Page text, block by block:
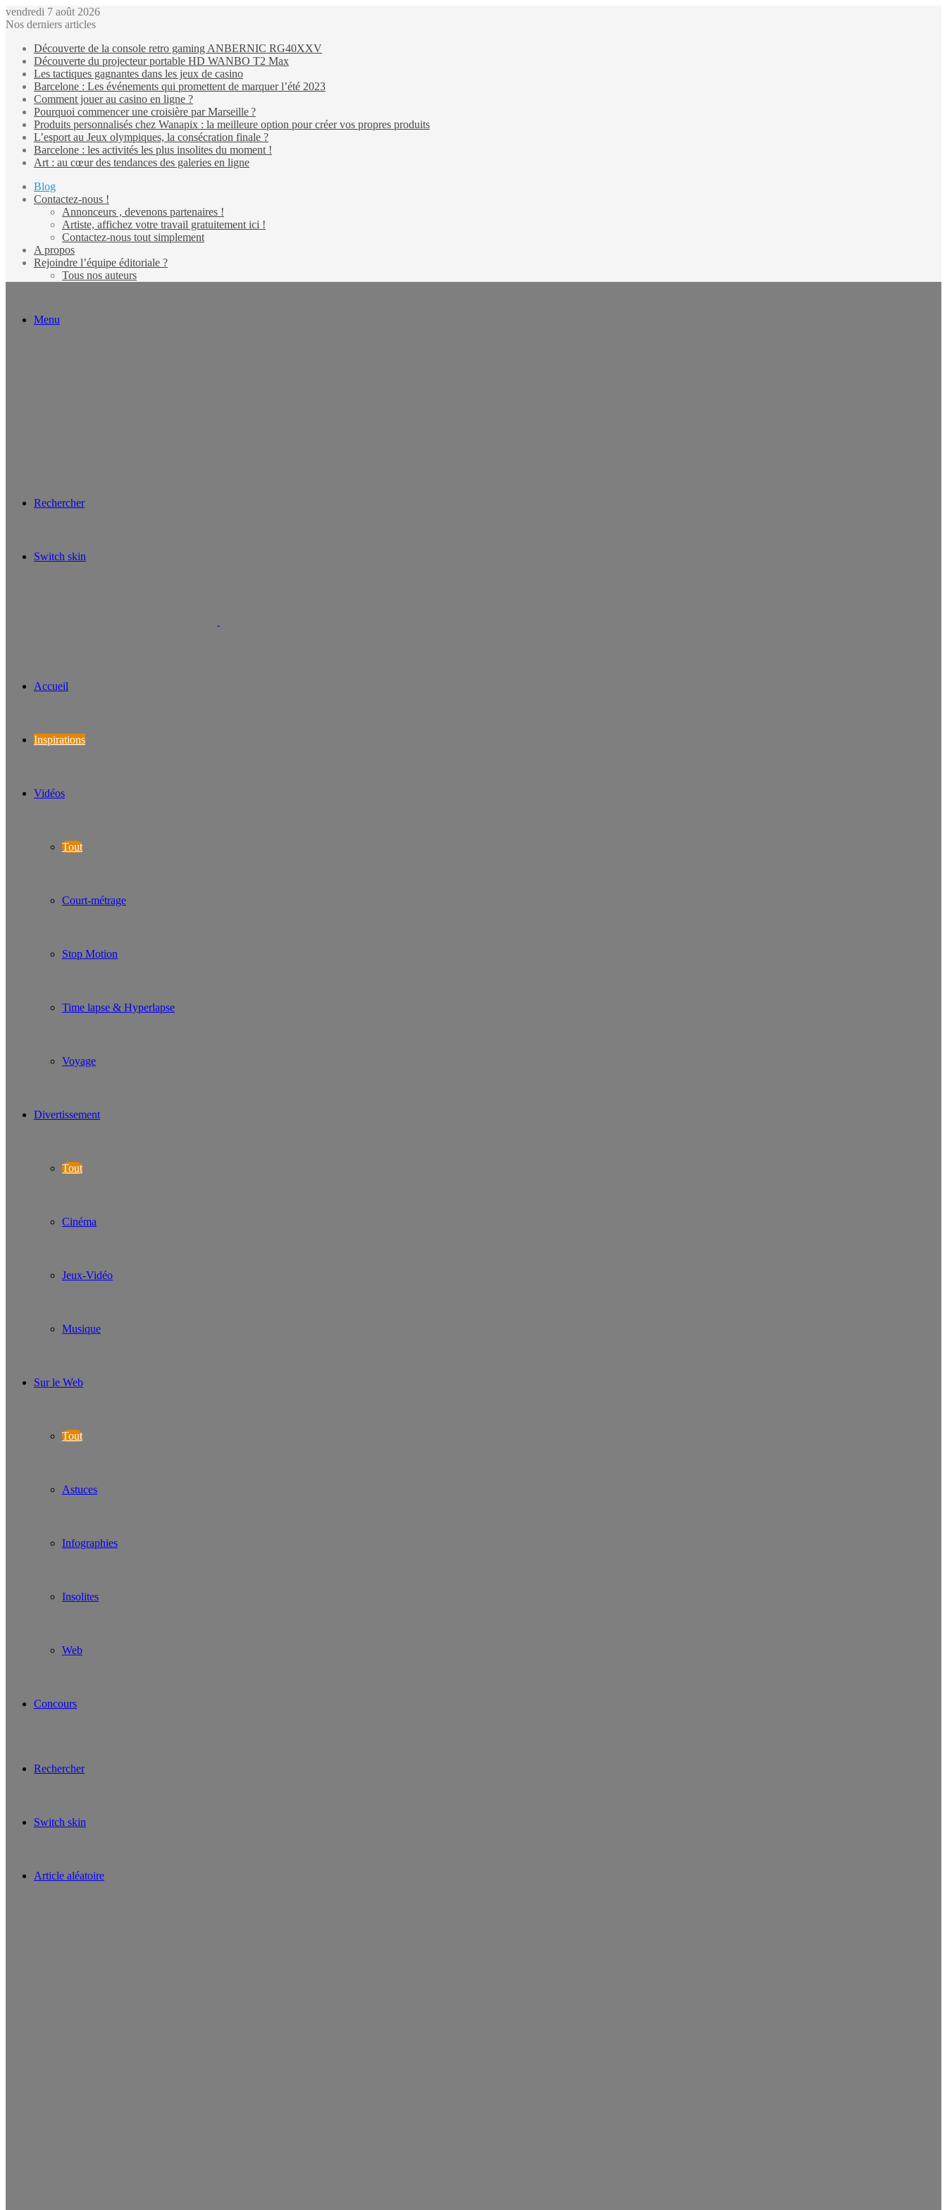
vendredi 7 août 2026
Nos derniers articles
Découverte de la console retro gaming ANBERNIC RG40XXV
Découverte du projecteur portable HD WANBO T2 Max
Les tactiques gagnantes dans les jeux de casino
Barcelone : Les événements qui promettent de marquer l’été 2023
Comment jouer au casino en ligne ?
Pourquoi commencer une croisière par Marseille ?
Produits personnalisés chez Wanapix : la meilleure option pour créer vos propres produits
L’esport au Jeux olympiques, la consécration finale ?
Barcelone : les activités les plus insolites du moment !
Art : au cœur des tendances des galeries en ligne
Blog
Contactez-nous !
Annonceurs , devenons partenaires !
Artiste, affichez votre travail gratuitement ici !
Contactez-nous tout simplement
A propos
Rejoindre l’équipe éditoriale ?
Tous nos auteurs
Menu
Rechercher
Switch skin
Accueil
Inspirations
Vidéos
Tout
Court-métrage
Stop Motion
Time lapse & Hyperlapse
Voyage
Divertissement
Tout
Cinéma
Jeux-Vidéo
Musique
Sur le Web
Tout
Astuces
Infographies
Insolites
Web
Concours
Rechercher
Switch skin
Article aléatoire